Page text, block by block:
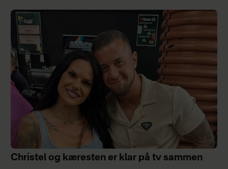
Christel og kæresten er klar på tv sammen